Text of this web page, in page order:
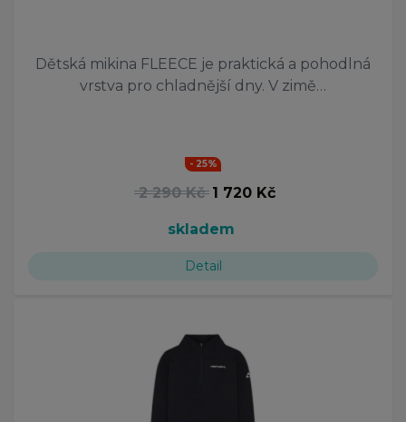
Dětská mikina FLEECE je praktická a pohodlná
vrstva pro chladnější dny. V zimě…
- 25%
2 290 Kč 1 720 Kč
skladem
Detail